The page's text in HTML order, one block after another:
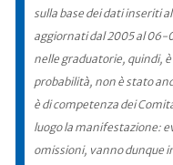
sulla base dei dati inseriti
aggiornati dal 2005 al 06-
nelle graduatorie, quindi,
probabilità, non è stato
è di competenza dei
luogo la manifestazione:
omissioni, vanno dunque